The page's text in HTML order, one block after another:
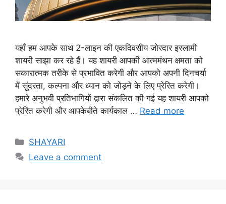
यहाँ हम आपके साथ 2-लाइन की एकदिवसीय जोरदार इस्लामी
शायरी साझा कर रहे हैं। यह शायरी आपकी आत्ममंथन क्षमता को
सकारात्मक तरीके से प्रभावित करेगी और आपको अपनी दिनचर्या
में सुंदरता, कल्पना और ध्यान को जोड़ने के लिए प्रेरित करेगी।
हमारे अनुभवी प्रतिभागियों द्वारा संकलित की गई यह शायरी आपको
प्रेरित करेगी और आपकेबीते कार्यकाल … Read more
Categories
SHAYARI
Leave a comment